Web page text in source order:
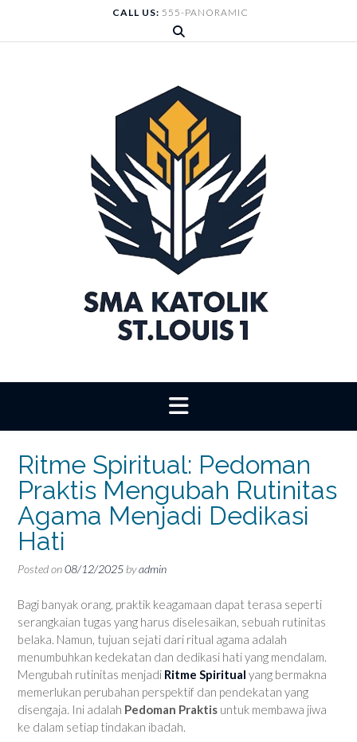
content
CALL US: 555-PANORAMIC
Ritme Spiritual: Pedoman
Praktis Mengubah Rutinitas
Agama Menjadi Dedikasi
Hati
Posted on08/12/2025 byadmin
Bagi banyak orang, praktik keagamaan dapat terasa seperti
serangkaian tugas yang harus diselesaikan, sebuah rutinitas
belaka. Namun, tujuan sejati dari ritual agama adalah
menumbuhkan kedekatan dan dedikasi hati yang mendalam.
Mengubah rutinitas menjadi Ritme Spiritual yang bermakna
memerlukan perubahan perspektif dan pendekatan yang
disengaja. Ini adalah Pedoman Praktis untuk membawa jiwa
ke dalam setiap tindakan ibadah.